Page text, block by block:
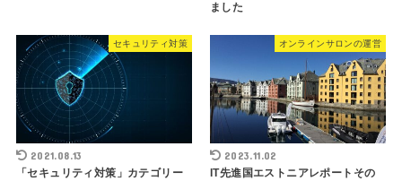
ました
セキュリティ対策
2021.08.13
「セキュリティ対策」カテゴリー
オンラインサロンの運営
2023.11.02
IT先進国エストニアレポートその